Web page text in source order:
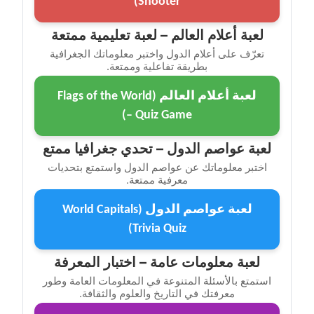
لعبة أعلام العالم – لعبة تعليمية ممتعة
تعرّف على أعلام الدول واختبر معلوماتك الجغرافية
بطريقة تفاعلية وممتعة.
لعبة أعلام العالم (Flags of the World
– Quiz Game)
لعبة عواصم الدول – تحدي جغرافيا ممتع
اختبر معلوماتك عن عواصم الدول واستمتع بتحديات
معرفية ممتعة.
لعبة عواصم الدول (World Capitals
Trivia Quiz)
لعبة معلومات عامة – اختبار المعرفة
استمتع بالأسئلة المتنوعة في المعلومات العامة وطور
معرفتك في التاريخ والعلوم والثقافة.